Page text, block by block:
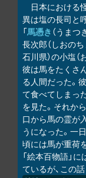
日本における
異は塩の長司と
「馬憑き （うまつ
長次郎（しおの
石川県）の小塩
彼は馬をたくさ
る人間だった。
て食べてしまっ
を見た。それか
口から馬の霊が
うになった。一
頃には馬が重荷
「絵本百物語」
ているが、この